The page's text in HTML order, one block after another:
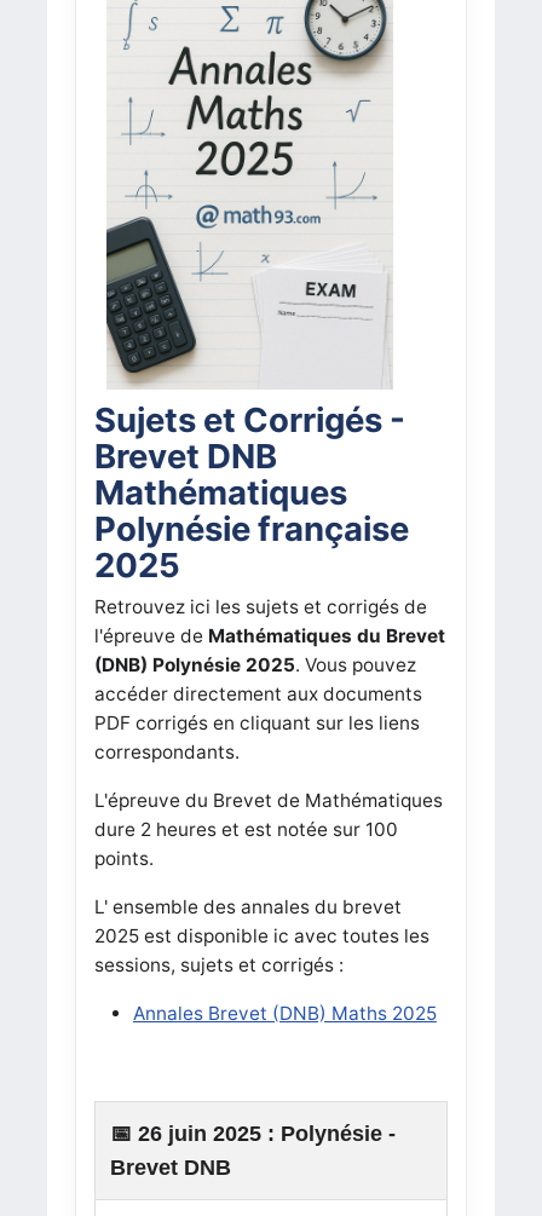
Sujets et Corrigés -
Brevet DNB
Mathématiques
Polynésie française
2025
Retrouvez ici les sujets et corrigés de
l'épreuve de Mathématiques du Brevet
(DNB) Polynésie 2025. Vous pouvez
accéder directement aux documents
PDF corrigés en cliquant sur les liens
correspondants.
L'épreuve du Brevet de Mathématiques
dure 2 heures et est notée sur 100
points.
L' ensemble des annales du brevet
2025 est disponible ic avec toutes les
sessions, sujets et corrigés :
Annales Brevet (DNB) Maths 2025
📅 26 juin 2025 : Polynésie-
Brevet DNB